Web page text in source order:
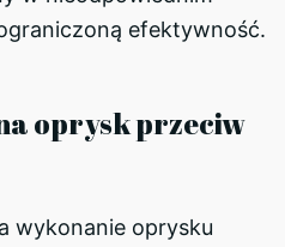
efektywność.
oprysk przeciw
wykonanie oprysku